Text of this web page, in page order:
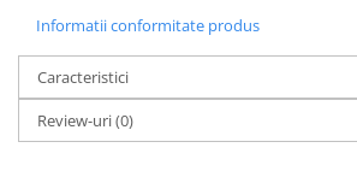
Informatii conformitate produs
Caracteristici
Review-uri(0)